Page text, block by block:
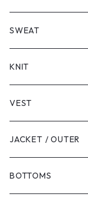
LONG SLEEVE
SHORT SLEEVE
LONG SLEEVE
SWEAT
KNIT
VEST
JACKET / OUTER
BOTTOMS